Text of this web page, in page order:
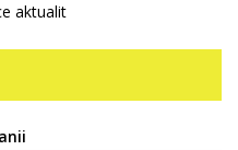
aktualit